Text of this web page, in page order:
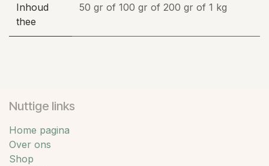
Inhoud
thee
50 gr of 100 gr of 200 gr of 1 kg
Nuttige links
Home pagina
Over ons
Shop